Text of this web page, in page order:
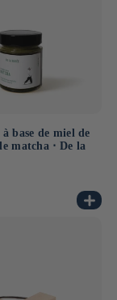
base de miel de
matcha ⋅ De la